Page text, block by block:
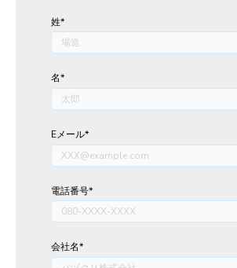
姓*
名*
Eメール*
電話番号*
会社名*